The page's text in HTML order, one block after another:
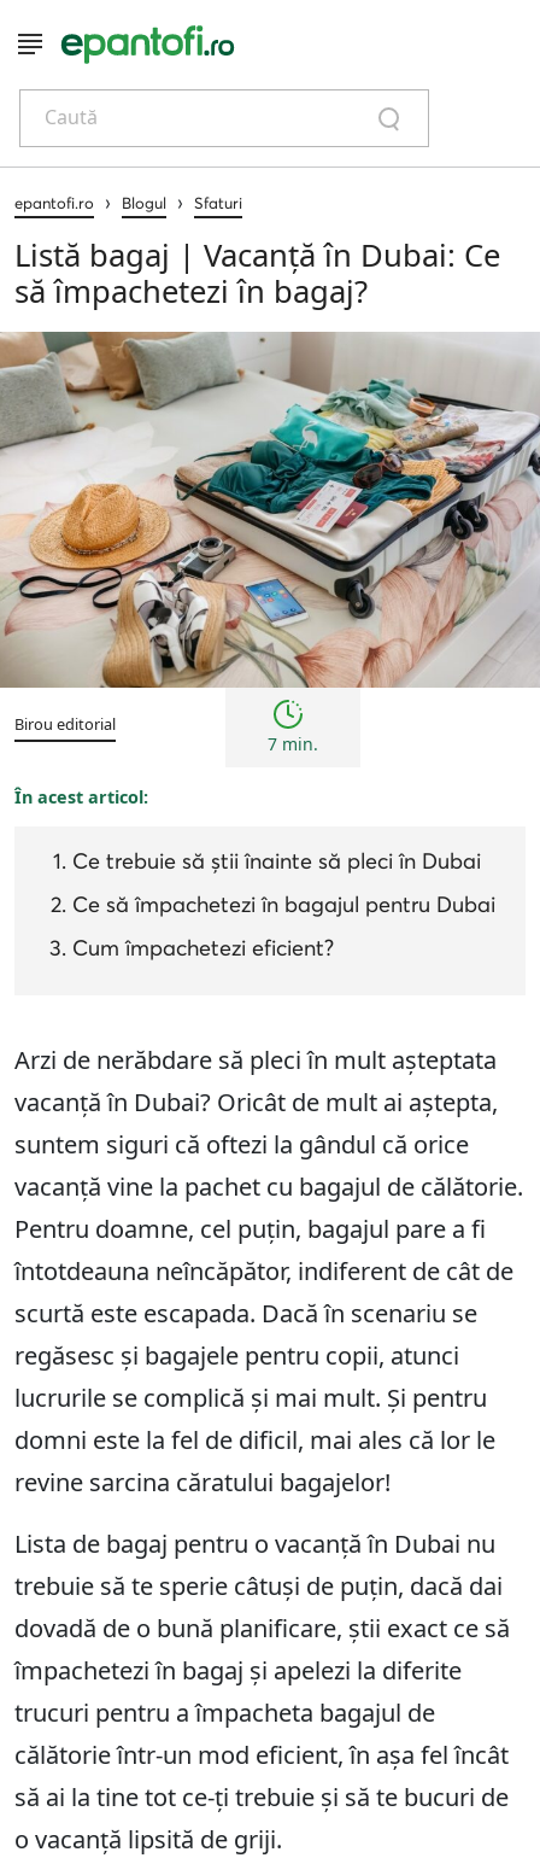
Caută
epantofi.ro › Blogul › Sfaturi
Listă bagaj | Vacanță în Dubai: Ce
să împachetezi în bagaj?
Sfaturi
Birou editorial
7 min.
În acest articol:
Ce trebuie să știi înainte să pleci în Dubai
Ce să împachetezi în bagajul pentru Dubai
Cum împachetezi eficient?
Arzi de nerăbdare să pleci în mult așteptata
vacanță în Dubai? Oricât de mult ai aștepta,
suntem siguri că oftezi la gândul că orice
vacanță vine la pachet cu bagajul de călătorie.
Pentru doamne, cel puțin, bagajul pare a fi
întotdeauna neîncăpător, indiferent de cât de
scurtă este escapada. Dacă în scenariu se
regăsesc și bagajele pentru copii, atunci
lucrurile se complică și mai mult. Și pentru
domni este la fel de dificil, mai ales că lor le
revine sarcina căratului bagajelor!
Lista de bagaj pentru o vacanță în Dubai nu
trebuie să te sperie câtuși de puțin, dacă dai
dovadă de o bună planificare, știi exact ce să
împachetezi în bagaj și apelezi la diferite
trucuri pentru a împacheta bagajul de
călătorie într-un mod eficient, în așa fel încât
să ai la tine tot ce-ți trebuie și să te bucuri de
o vacanță lipsită de griji.